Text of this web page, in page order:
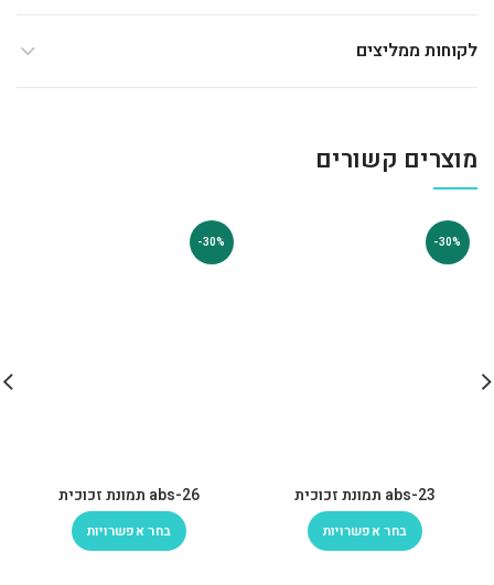
לקוחות ממליצים
מוצרים קשורים
-30%
abs-23 תמונת זכוכית
בחר אפשרויות
-30%
abs-26 תמונת זכוכית
בחר אפשרויות